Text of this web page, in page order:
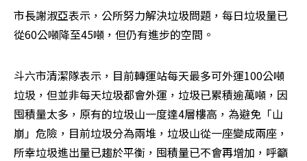
市長謝淑亞表示，公所努力解決垃圾問題，每日垃圾量已
從60公噸降至45噸，但仍有進步的空間。
斗六市清潔隊表示，目前轉運站每天最多可外運100公噸
垃圾，但並非每天垃圾都會外運，垃圾已累積逾萬噸，因
囤積量太多，原有的垃圾山一度達4層樓高，為避免「山
崩」危險，目前垃圾分為兩堆，垃圾山從一座變成兩座，
所幸垃圾進出量已趨於平衡，囤積量已不會再增加，呼籲